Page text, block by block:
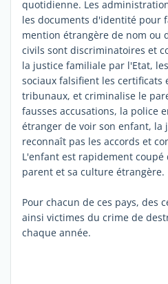
quotidienne. Les
les documents d'identité pour
mention étrangère de nom ou
civils sont discriminatoires et
la justice familiale par l'Etat,
sociaux falsifient les certificats
tribunaux, et criminalise le
fausses accusations, la police
étranger de voir son enfant, la
reconnaît pas les accords et
L'enfant est rapidement coupé
parent et sa culture étrangère.
Pour chacun de ces pays, des
ainsi victimes du crime de
chaque année.